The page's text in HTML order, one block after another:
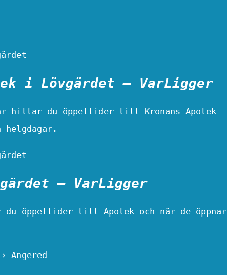
i Lövgärdet – VarLigger
hittar du öppettider till Kronans Apotek
helgdagar.
– VarLigger
öppettider till Apotek och när de öppnar
Angered